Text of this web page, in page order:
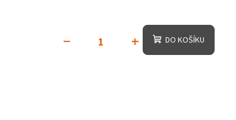
+
− DO KOŠÍKU